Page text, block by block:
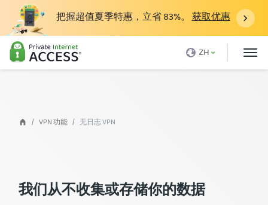
把握超值夏季特惠，立省83%。获取优惠
ZH
什么是 VPN？
为什么选择 PIA
VPN的好处
博客
VPN 功能 无日志 VPN
我们从不收集或存储你的数据